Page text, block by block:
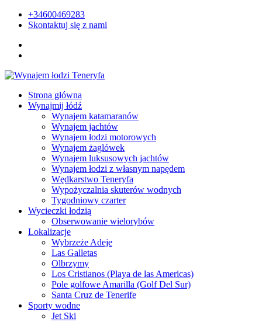
+34600469283
Skontaktuj się z nami
Strona główna
Wynajmij łódź
Wynajem katamaranów
Wynajem jachtów
Wynajem łodzi motorowych
Wynajem żaglówek
Wynajem luksusowych jachtów
Wynajem łodzi z własnym napędem
Wędkarstwo Teneryfa
Wypożyczalnia skuterów wodnych
Tygodniowy czarter
Wycieczki łodzią
Obserwowanie wielorybów
Lokalizacje
Wybrzeże Adeje
Las Galletas
Olbrzymy
Los Cristianos (Playa de las Americas)
Pole golfowe Amarilla (Golf Del Sur)
Santa Cruz de Tenerife
Sporty wodne
Jet Ski